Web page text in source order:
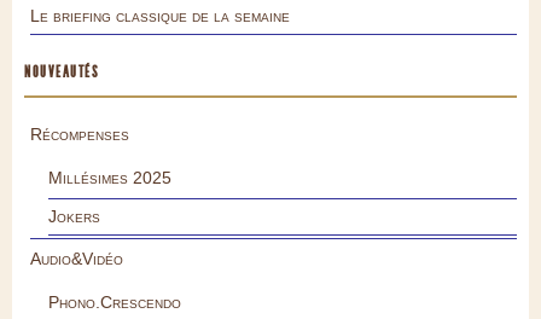
Le briefing classique de la semaine
NOUVEAUTÉS
Récompenses
Millésimes 2025
Jokers
Audio&Vidéo
Phono.Crescendo